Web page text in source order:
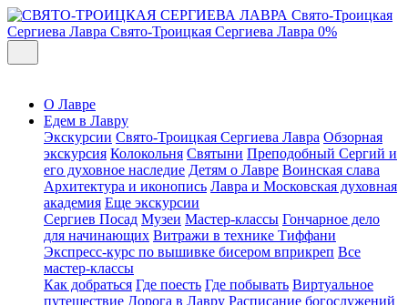
Свято-Троицкая
Сергиева Лавра Свято-Троицкая Сергиева Лавра 0%
О Лавре
Едем в Лавру
Экскурсии Свято-Троицкая Сергиева Лавра Обзорная
экскурсия Колокольня Святыни Преподобный Сергий и
его духовное наследие Детям о Лавре Воинская слава
Архитектура и иконопись Лавра и Московская духовная
академия Еще экскурсии
Сергиев Посад Музеи Мастер-классы Гончарное дело
для начинающих Витражи в технике Тиффани
Экспресс-курс по вышивке бисером вприкреп Все
мастер-классы
Как добраться Где поесть Где побывать Виртуальное
путешествие Дорога в Лавру Расписание богослужений